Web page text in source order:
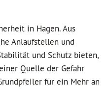
in Hagen. Aus
Anlaufstellen und
und Schutz bieten,
Quelle der Gefahr
für ein Mehr an